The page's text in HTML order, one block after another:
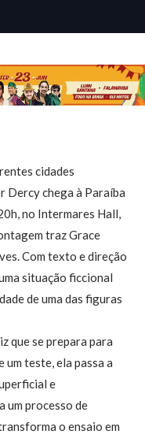
cidades
Dercy chega à Paraíba
no Intermares Hall,
traz Grace
Com texto e direção
situação ficcional
de uma das figuras
que se prepara para
teste, ela passa a
e
um processo de
o ensaio em